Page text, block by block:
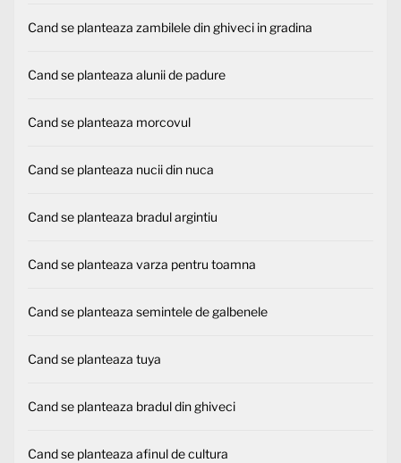
Cand se planteaza zambilele din ghiveci in gradina
Cand se planteaza alunii de padure
Cand se planteaza morcovul
Cand se planteaza nucii din nuca
Cand se planteaza bradul argintiu
Cand se planteaza varza pentru toamna
Cand se planteaza semintele de galbenele
Cand se planteaza tuya
Cand se planteaza bradul din ghiveci
Cand se planteaza afinul de cultura